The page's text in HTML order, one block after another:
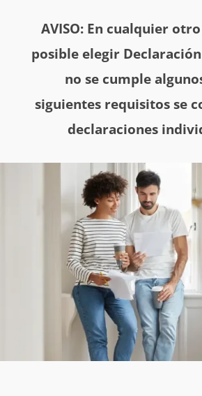
AVISO: En cualquier
posible elegir
no se cumple
siguientes requisitos se
declaraciones